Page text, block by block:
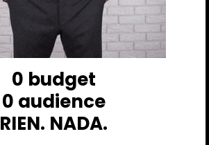
0 budget
0 audience
RIEN. NADA.